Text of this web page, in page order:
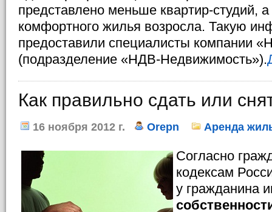
представлено меньше квартир-студий,
комфортного жилья возросла. Такую
предоставили специалисты компании
(подразделение «НДВ-Недвижимость»).
Как правильно сдать или
16 ноября 2012 г. Orepn Аренда
Согласно
кодексам
у гражданина